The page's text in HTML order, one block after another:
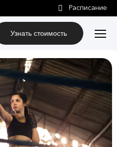
Узнать стоимость